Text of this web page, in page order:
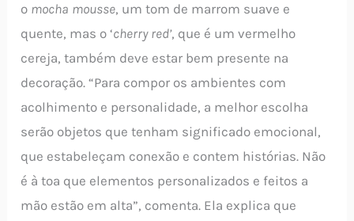
o mocha mousse, um tom de marrom suave e
quente, mas o ‘cherry red’, que é um vermelho
cereja, também deve estar bem presente na
decoração. “Para compor os ambientes com
acolhimento e personalidade, a melhor escolha
serão objetos que tenham significado emocional,
que estabeleçam conexão e contem histórias. Não
é à toa que elementos personalizados e feitos a
mão estão em alta”, comenta. Ela explica que